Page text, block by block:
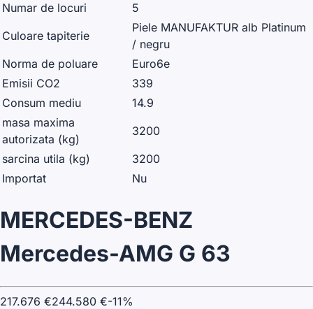
Numar de locuri
5
Culoare tapiterie
Piele MANUFAKTUR alb Platinum
/ negru
Norma de poluare
Euro6e
Emisii CO2
339
Consum mediu
14.9
masa maxima
autorizata (kg)
3200
sarcina utila (kg)
3200
Importat
Nu
MERCEDES-BENZ
Mercedes-AMG G 63
217.676 €244.580 €-11%